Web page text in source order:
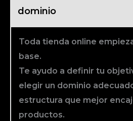
dominio
Toda tienda online
base.
Te ayudo a definir tu
elegir un dominio
estructura que mejor
productos.